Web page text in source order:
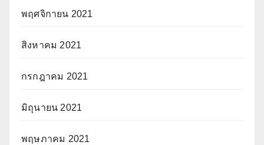
พฤศจิกายน 2021
สิงหาคม 2021
กรกฎาคม 2021
มิถุนายน 2021
พฤษภาคม 2021